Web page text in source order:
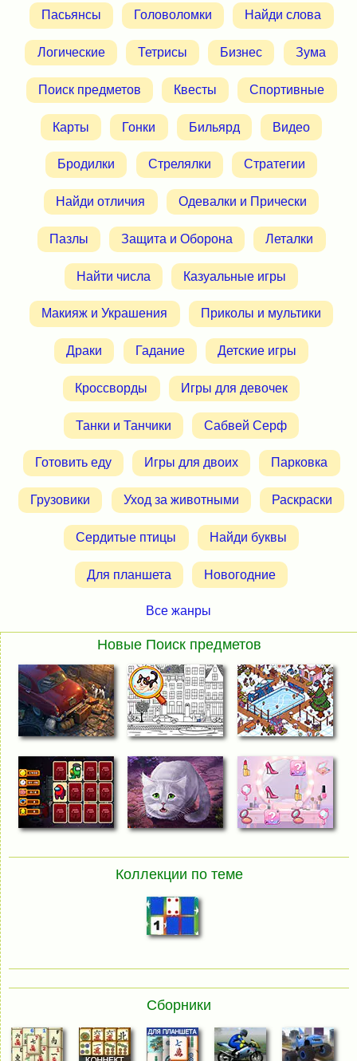
Пасьянсы Головоломки Найди слова
Логические Тетрисы Бизнес Зума
Поиск предметов Квесты Спортивные
Карты Гонки Бильярд Видео
Бродилки Стрелялки Стратегии
Найди отличия Одевалки и Прически
Пазлы Защита и Оборона Леталки
Найти числа Казуальные игры
Макияж и Украшения Приколы и мультики
Драки Гадание Детские игры
Кроссворды Игры для девочек
Танки и Танчики Сабвей Серф
Готовить еду Игры для двоих Парковка
Грузовики Уход за животными Раскраски
Сердитые птицы Найди буквы
Для планшета Новогодние
Все жанры
Новые Поиск предметов
Коллекции по теме
Сборники